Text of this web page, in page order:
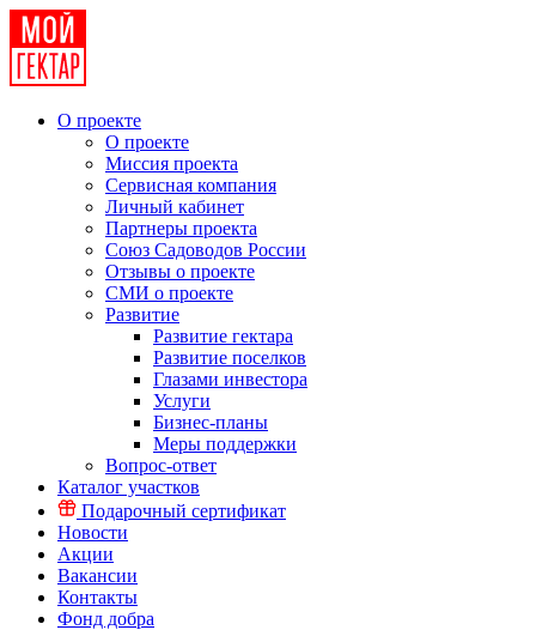
О проекте
О проекте
Миссия проекта
Сервисная компания
Личный кабинет
Партнеры проекта
Союз Садоводов России
Отзывы о проекте
СМИ о проекте
Развитие
Развитие гектара
Развитие поселков
Глазами инвестора
Услуги
Бизнес-планы
Меры поддержки
Вопрос-ответ
Каталог участков
Подарочный сертификат
Новости
Акции
Вакансии
Контакты
Фонд добра